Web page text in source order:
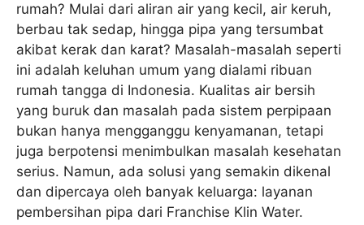
rumah? Mulai dari aliran air yang kecil, air keruh,
berbau tak sedap, hingga pipa yang tersumbat
akibat kerak dan karat? Masalah-masalah seperti
ini adalah keluhan umum yang dialami ribuan
rumah tangga di Indonesia. Kualitas air bersih
yang buruk dan masalah pada sistem perpipaan
bukan hanya mengganggu kenyamanan, tetapi
juga berpotensi menimbulkan masalah kesehatan
serius. Namun, ada solusi yang semakin dikenal
dan dipercaya oleh banyak keluarga: layanan
pembersihan pipa dari Franchise Klin Water.